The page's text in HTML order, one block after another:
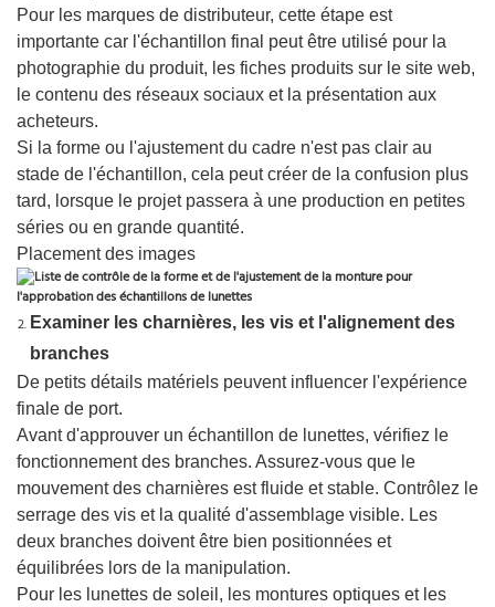
Pour les marques de distributeur, cette étape est
importante car l'échantillon final peut être utilisé pour la
photographie du produit, les fiches produits sur le site web,
le contenu des réseaux sociaux et la présentation aux
acheteurs.
Si la forme ou l'ajustement du cadre n'est pas clair au
stade de l'échantillon, cela peut créer de la confusion plus
tard, lorsque le projet passera à une production en petites
séries ou en grande quantité.
Placement des images
Examiner les charnières, les vis et l'alignement des
branches
De petits détails matériels peuvent influencer l'expérience
finale de port.
Avant d'approuver un échantillon de lunettes, vérifiez le
fonctionnement des branches. Assurez-vous que le
mouvement des charnières est fluide et stable. Contrôlez le
serrage des vis et la qualité d'assemblage visible. Les
deux branches doivent être bien positionnées et
équilibrées lors de la manipulation.
Pour les lunettes de soleil, les montures optiques et les